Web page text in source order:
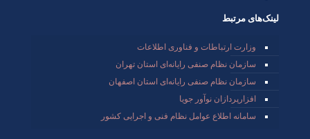
لینک‌های مرتبط
وزارت ارتباطات و فناوری اطلاعات
سازمان نظام صنفی رایانه‌ای استان تهران
سازمان نظام صنفی رایانه‌ای استان اصفهان
افزارپردازان نوآور جویا
سامانه اطلاع عوامل نظام فنی و اجرایی کشور